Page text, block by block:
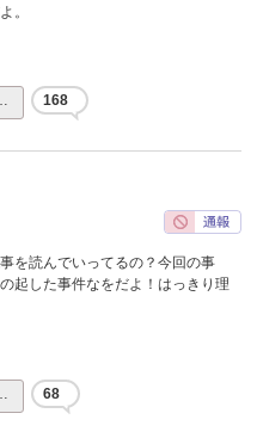
。
168
を読んでいってるの？今回の事
起した事件なをだよ！はっきり理
68